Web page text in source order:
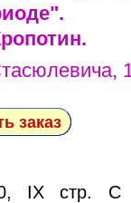
заказ
IX cтр. С